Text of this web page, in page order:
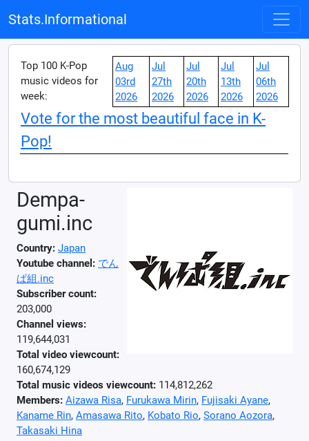
Stats.Informational
Top 100 K-Pop
music videos for
week:
Aug
03rd
2026
Jul
27th
2026
Jul
20th
2026
Jul
13th
2026
Jul
06th
2026
Vote for the most beautiful face in K-
Pop!
Dempa-
gumi.inc
Country: Japan
Youtube channel: でん
ぱ組.inc
Subscriber count:
203,000
Channel views:
119,644,031
Total video viewcount:
160,674,129
Total music videos viewcount: 114,812,262
Members: Aizawa Risa, Furukawa Mirin, Fujisaki Ayane,
Kaname Rin, Amasawa Rito, Kobato Rio, Sorano Aozora,
Takasaki Hina